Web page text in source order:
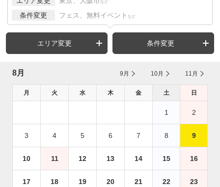
など
条件変更 フェス、無料イベント など
エリア変更 条件変更
8月 9月 10月 11月
月 火 水 木 金 土 日
1 2
3 4 5 6 7 8 9
10 11 12 13 14 15 16
17 18 19 20 21 22 23